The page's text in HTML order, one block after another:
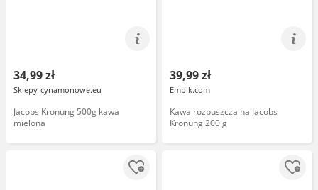
34,99 zł
Sklepy-cynamonowe.eu
Jacobs Kronung 500g kawa
mielona
39,99 zł
Empik.com
Kawa rozpuszczalna Jacobs
Kronung 200 g